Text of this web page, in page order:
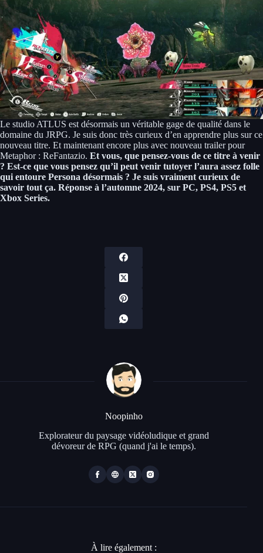
Le studio ATLUS est désormais un véritable gage de qualité dans le
domaine du JRPG. Je suis donc très curieux d’en apprendre plus sur ce
nouveau titre. Et maintenant encore plus avec nouveau trailer pour
Metaphor : ReFantazio. Et vous, que pensez-vous de ce titre à venir
? Est-ce que vous pensez qu’il peut venir tutoyer l’aura assez folle
qui entoure Persona désormais ? Je suis vraiment curieux de
savoir tout ça. Réponse à l’automne 2024, sur PC, PS4, PS5 et
Xbox Series.
Noopinho
Explorateur du paysage vidéoludique et grand
dévoreur de RPG (quand j'ai le temps).
À lire également :